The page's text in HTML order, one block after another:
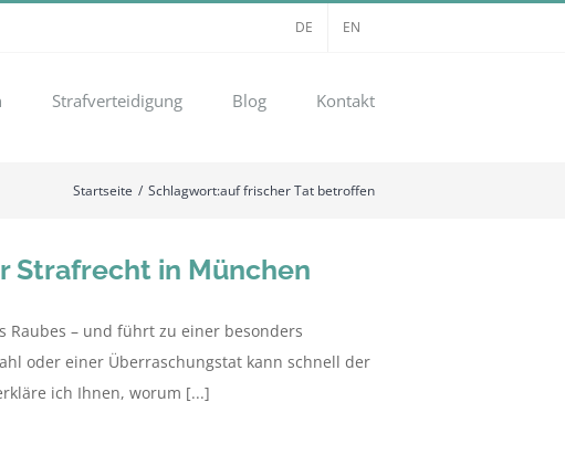
DE EN
Strafverteidigung Blog Kontakt
Startseite Schlagwort:auf frischer Tat betroffen
Strafrecht in München
Raubes – und führt zu einer besonders
oder einer Überraschungstat kann schnell der
ich Ihnen, worum [...]